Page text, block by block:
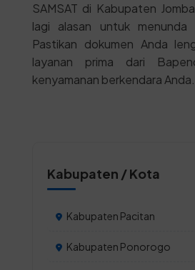
SAMSAT di Kabupaten
lagi alasan untuk menunda
Pastikan dokumen Anda
layanan prima dari
kenyamanan berkendara Anda.
Kabupaten / Kota
Kabupaten Pacitan
Kabupaten Ponorogo